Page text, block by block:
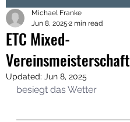
ETC Mixed-
Vereinsmeisterschaft
Michael Franke
Jun 8, 2025 2 min read
Updated: Jun 8, 2025
besiegt das Wetter